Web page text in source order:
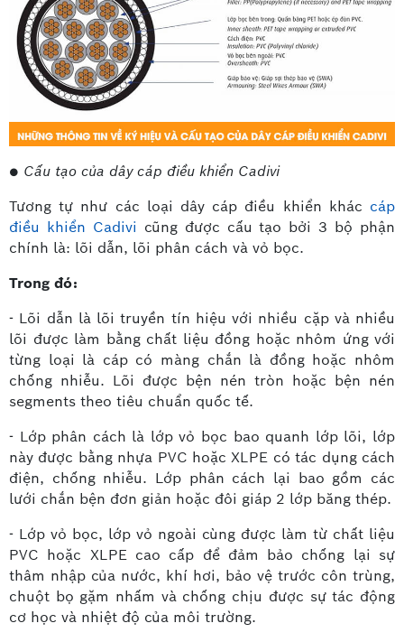
● Cấu tạo của dây cáp điều khiển Cadivi
Tương tự như các loại dây cáp điều khiển khác cáp
điều khiển Cadivi cũng được cấu tạo bởi 3 bộ phận
chính là: lõi dẫn, lõi phân cách và vỏ bọc.
Trong đó:
- Lõi dẫn là lõi truyền tín hiệu với nhiều cặp và nhiều
lõi được làm bằng chất liệu đồng hoặc nhôm ứng với
từng loại là cáp có màng chắn là đồng hoặc nhôm
chống nhiễu. Lõi được bện nén tròn hoặc bện nén
segments theo tiêu chuẩn quốc tế.
- Lớp phân cách là lớp vỏ bọc bao quanh lớp lõi, lớp
này được bằng nhựa PVC hoặc XLPE có tác dụng cách
điện, chống nhiễu. Lớp phân cách lại bao gồm các
lưới chắn bện đơn giản hoặc đôi giáp 2 lớp băng thép.
- Lớp vỏ bọc, lớp vỏ ngoài cùng được làm từ chất liệu
PVC hoặc XLPE cao cấp để đảm bảo chống lại sự
thâm nhập của nước, khí hơi, bảo vệ trước côn trùng,
chuột bọ gặm nhấm và chống chịu được sự tác động
cơ học và nhiệt độ của môi trường.